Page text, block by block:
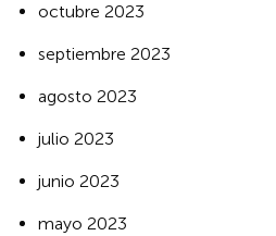
octubre 2023
septiembre 2023
agosto 2023
julio 2023
junio 2023
mayo 2023